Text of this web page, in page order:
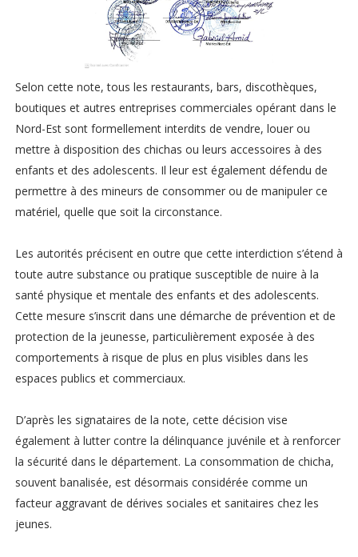
Selon cette note, tous les restaurants, bars, discothèques,
boutiques et autres entreprises commerciales opérant dans le
Nord-Est sont formellement interdits de vendre, louer ou
mettre à disposition des chichas ou leurs accessoires à des
enfants et des adolescents. Il leur est également défendu de
permettre à des mineurs de consommer ou de manipuler ce
matériel, quelle que soit la circonstance.
Les autorités précisent en outre que cette interdiction s’étend à
toute autre substance ou pratique susceptible de nuire à la
santé physique et mentale des enfants et des adolescents.
Cette mesure s’inscrit dans une démarche de prévention et de
protection de la jeunesse, particulièrement exposée à des
comportements à risque de plus en plus visibles dans les
espaces publics et commerciaux.
D’après les signataires de la note, cette décision vise
également à lutter contre la délinquance juvénile et à renforcer
la sécurité dans le département. La consommation de chicha,
souvent banalisée, est désormais considérée comme un
facteur aggravant de dérives sociales et sanitaires chez les
jeunes.